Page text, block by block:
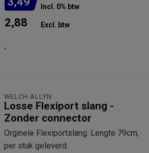
Incl. 0% btw
2,88 Excl. btw
.
WELCH ALLYN
Losse Flexiport slang -
Zonder connector
Orginele Flexiportslang. Lengte 79cm,
per stuk geleverd.